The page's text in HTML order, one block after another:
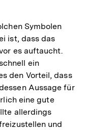
Symbolen
ist, dass das
es auftaucht.
ein
den Vorteil, dass
Aussage für
eine gute
allerdings
und